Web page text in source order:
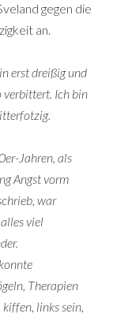
gegen die
an.
erst dreißig und
verbittert. Ich bin
Jahren, als
Angst vorm
war
viel
Therapien
kiffen, links sein,